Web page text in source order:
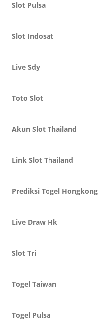
Slot Pulsa
Slot Indosat
Live Sdy
Toto Slot
Akun Slot Thailand
Link Slot Thailand
Prediksi Togel Hongkong
Live Draw Hk
Slot Tri
Togel Taiwan
Togel Pulsa